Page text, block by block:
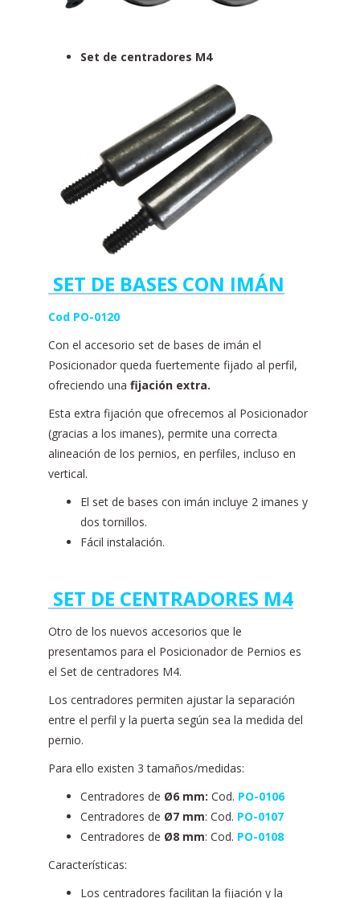
Set de centradores M4
SET DE BASES CON IMÁN
Cod PO-0120
Con el accesorio set de bases de imán el
Posicionador queda fuertemente fijado al perfil,
ofreciendo una fijación extra.
Esta extra fijación que ofrecemos al Posicionador
(gracias a los imanes), permite una correcta
alineación de los pernios, en perfiles, incluso en
vertical.
El set de bases con imán incluye 2 imanes y
dos tornillos.
Fácil instalación.
SET DE CENTRADORES M4
Otro de los nuevos accesorios que le
presentamos para el Posicionador de Pernios es
el Set de centradores M4.
Los centradores permiten ajustar la separación
entre el perfil y la puerta según sea la medida del
pernio.
Para ello existen 3 tamaños/medidas:
Centradores de Ø6 mm: Cod. PO-0106
Centradores de Ø7 mm: Cod. PO-0107
Centradores de Ø8 mm: Cod. PO-0108
Características:
Los centradores facilitan la fijación y la